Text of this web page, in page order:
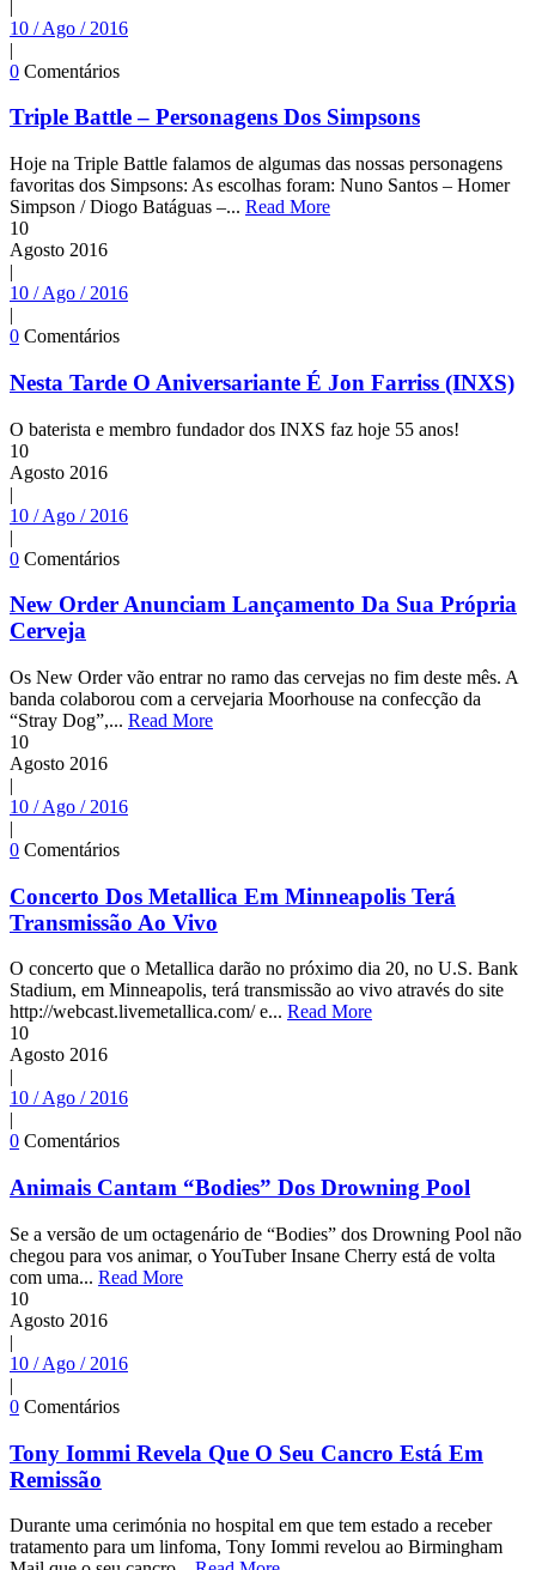
10 / Ago / 2016
|
0 Comentários
Triple Battle – Personagens Dos Simpsons
Hoje na Triple Battle falamos de algumas das nossas personagens
favoritas dos Simpsons: As escolhas foram: Nuno Santos – Homer
Simpson / Diogo Batáguas –... Read More
10
Agosto 2016
|
10 / Ago / 2016
|
0 Comentários
Nesta Tarde O Aniversariante É Jon Farriss (INXS)
O baterista e membro fundador dos INXS faz hoje 55 anos!
10
Agosto 2016
|
10 / Ago / 2016
|
0 Comentários
New Order Anunciam Lançamento Da Sua Própria
Cerveja
Os New Order vão entrar no ramo das cervejas no fim deste mês. A
banda colaborou com a cervejaria Moorhouse na confecção da
“Stray Dog”,... Read More
10
Agosto 2016
|
10 / Ago / 2016
|
0 Comentários
Concerto Dos Metallica Em Minneapolis Terá
Transmissão Ao Vivo
O concerto que o Metallica darão no próximo dia 20, no U.S. Bank
Stadium, em Minneapolis, terá transmissão ao vivo através do site
http://webcast.livemetallica.com/ e... Read More
10
Agosto 2016
|
10 / Ago / 2016
|
0 Comentários
Animais Cantam “Bodies” Dos Drowning Pool
Se a versão de um octagenário de “Bodies” dos Drowning Pool não
chegou para vos animar, o YouTuber Insane Cherry está de volta
com uma... Read More
10
Agosto 2016
|
10 / Ago / 2016
|
0 Comentários
Tony Iommi Revela Que O Seu Cancro Está Em
Remissão
Durante uma cerimónia no hospital em que tem estado a receber
tratamento para um linfoma, Tony Iommi revelou ao Birmingham